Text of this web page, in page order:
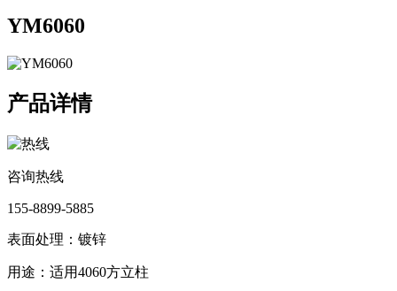
YM6060
产品详情
咨询热线
155-8899-5885
表面处理：镀锌
用途：适用4060方立柱